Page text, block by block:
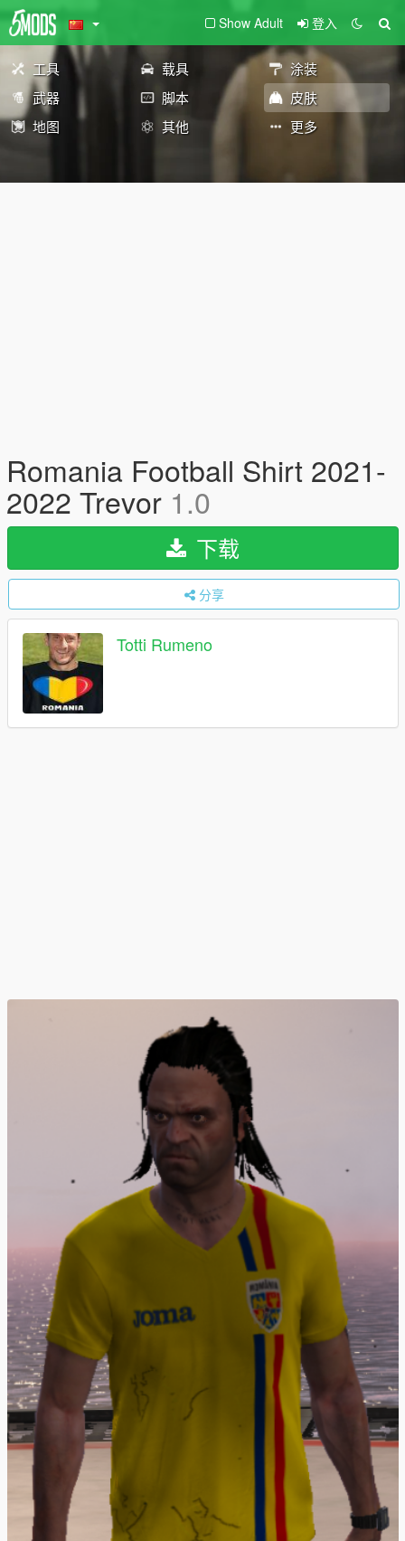
Show Adult 登入
工具 载具
涂装
武器
脚本
皮肤
地图
其他 更多
Romania Football Shirt 2021-
2022 Trevor 1.0
下载
分享
Totti Rumeno